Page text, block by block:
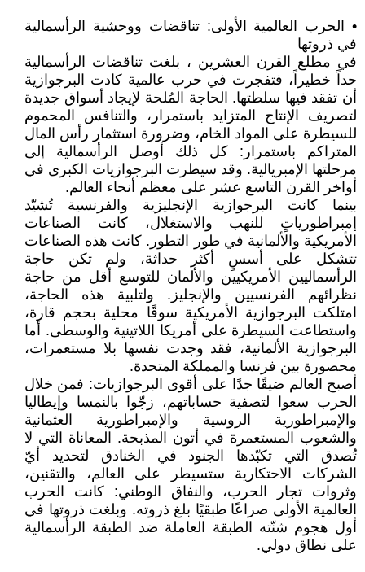
• الحرب العالمية الأولى: تناقضات ووحشية الرأسمالية
في ذروتها
في مطلع القرن العشرين ، بلغت تناقضات الرأسمالية
حداً خطيراً، فتفجرت في حرب عالمية كادت البرجوازية
أن تفقد فيها سلطتها. الحاجة المُلحة لإيجاد أسواق جديدة
لتصريف الإنتاج المتزايد باستمرار، والتنافس المحموم
للسيطرة على المواد الخام، وضرورة استثمار رأس المال
المتراكم باستمرار: كل ذلك أوصل الرأسمالية إلى
مرحلتها الإمبريالية. وقد سيطرت البرجوازيات الكبرى في
أواخر القرن التاسع عشر على معظم أنحاء العالم.
بينما كانت البرجوازية الإنجليزية والفرنسية تُشيّد
إمبراطورياتٍ للنهب والاستغلال، كانت الصناعات
الأمريكية والألمانية في طور التطور. كانت هذه الصناعات
تتشكل على أسسٍ أكثر حداثة، ولم تكن حاجة
الرأسماليين الأمريكيين والألمان للتوسع أقل من حاجة
نظرائهم الفرنسيين والإنجليز. ولتلبية هذه الحاجة،
امتلكت البرجوازية الأمريكية سوقًا محلية بحجم قارة،
واستطاعت السيطرة على أمريكا اللاتينية والوسطى. أما
البرجوازية الألمانية، فقد وجدت نفسها بلا مستعمرات،
محصورة بين فرنسا والمملكة المتحدة.
أصبح العالم ضيقًا جدًا على أقوى البرجوازيات: فمن خلال
الحرب سعوا لتصفية حساباتهم، زجّوا بالنمسا وإيطاليا
والإمبراطورية الروسية والإمبراطورية العثمانية
والشعوب المستعمرة في أتون المذبحة. المعاناة التي لا
تُصدق التي تكبّدها الجنود في الخنادق لتحديد أيّ
الشركات الاحتكارية ستسيطر على العالم، والتقنين،
وثروات تجار الحرب، والنفاق الوطني: كانت الحرب
العالمية الأولى صراعًا طبقيًا بلغ ذروته. وبلغت ذروتها في
أول هجوم شنّته الطبقة العاملة ضد الطبقة الرأسمالية
على نطاق دولي.